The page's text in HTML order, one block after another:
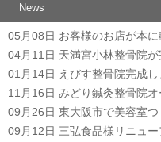
News
05月08日 お客様のお店が本に
04月11日 天満宮小林整骨院が
01月14日 えびす整骨院完成し
11月16日 みどり鍼灸整骨院オ
09月26日 東大阪市で美容室
09月12日 三弘食品様リニュー